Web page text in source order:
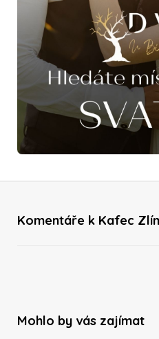
Komentáře k Kafec
Mohlo by vás zajímat